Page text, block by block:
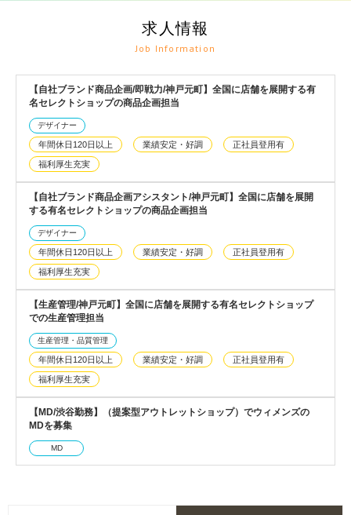
求人情報
Job Information
【自社ブランド商品企画/即戦力/神戸元町】全国に店舗を展開する有
名セレクトショップの商品企画担当
デザイナー
年間休日120日以上 業績安定・好調 正社員登用有
福利厚生充実
【自社ブランド商品企画アシスタント/神戸元町】全国に店舗を展開
する有名セレクトショップの商品企画担当
デザイナー
年間休日120日以上 業績安定・好調 正社員登用有
福利厚生充実
【生産管理/神戸元町】全国に店舗を展開する有名セレクトショップ
での生産管理担当
生産管理・品質管理
年間休日120日以上 業績安定・好調 正社員登用有
福利厚生充実
【MD/渋谷勤務】（提案型アウトレットショップ）でウィメンズの
MDを募集
MD